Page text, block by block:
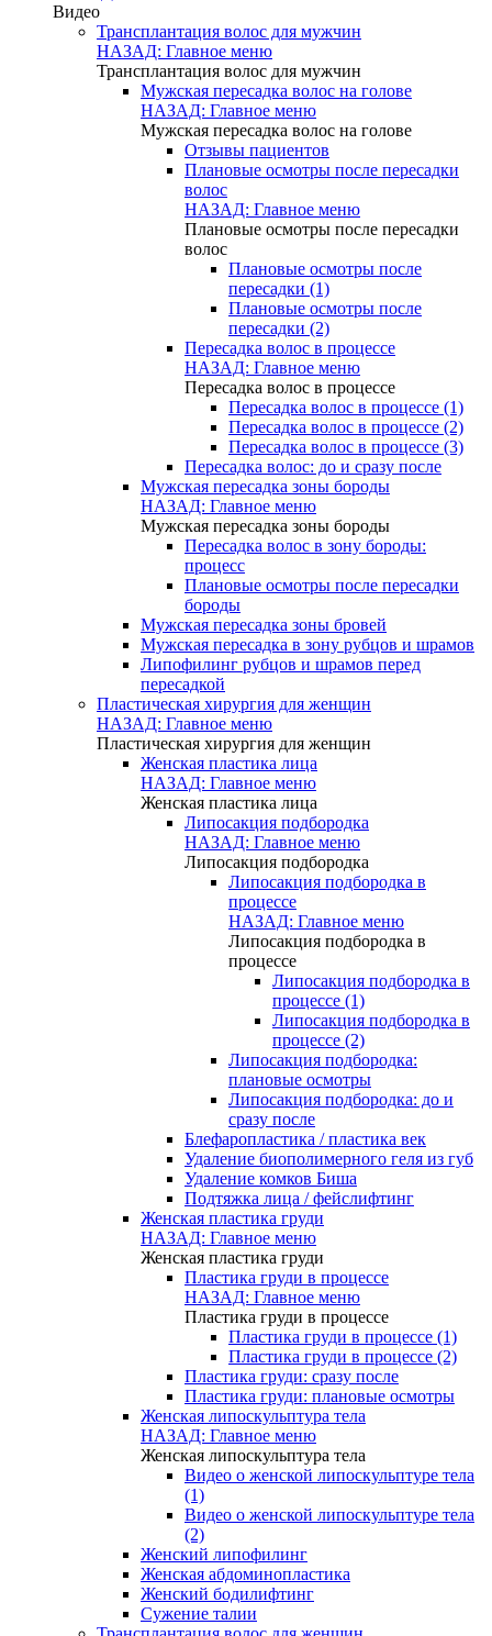
Видео
Трансплантация волос для мужчин
НАЗАД: Главное меню
Трансплантация волос для мужчин
Мужская пересадка волос на голове
НАЗАД: Главное меню
Мужская пересадка волос на голове
Отзывы пациентов
Плановые осмотры после пересадки
волос
НАЗАД: Главное меню
Плановые осмотры после пересадки
волос
Плановые осмотры после
пересадки (1)
Плановые осмотры после
пересадки (2)
Пересадка волос в процессе
НАЗАД: Главное меню
Пересадка волос в процессе
Пересадка волос в процессе (1)
Пересадка волос в процессе (2)
Пересадка волос в процессе (3)
Пересадка волос: до и сразу после
Мужская пересадка зоны бороды
НАЗАД: Главное меню
Мужская пересадка зоны бороды
Пересадка волос в зону бороды:
процесс
Плановые осмотры после пересадки
бороды
Мужская пересадка зоны бровей
Мужская пересадка в зону рубцов и шрамов
Липофилинг рубцов и шрамов перед
пересадкой
Пластическая хирургия для женщин
НАЗАД: Главное меню
Пластическая хирургия для женщин
Женская пластика лица
НАЗАД: Главное меню
Женская пластика лица
Липосакция подбородка
НАЗАД: Главное меню
Липосакция подбородка
Липосакция подбородка в
процессе
НАЗАД: Главное меню
Липосакция подбородка в
процессе
Липосакция подбородка в
процессе (1)
Липосакция подбородка в
процессе (2)
Липосакция подбородка:
плановые осмотры
Липосакция подбородка: до и
сразу после
Блефаропластика / пластика век
Удаление биополимерного геля из губ
Удаление комков Биша
Подтяжка лица / фейслифтинг
Женская пластика груди
НАЗАД: Главное меню
Женская пластика груди
Пластика груди в процессе
НАЗАД: Главное меню
Пластика груди в процессе
Пластика груди в процессе (1)
Пластика груди в процессе (2)
Пластика груди: сразу после
Пластика груди: плановые осмотры
Женская липоскульптура тела
НАЗАД: Главное меню
Женская липоскульптура тела
Видео о женской липоскульптуре тела
(1)
Видео о женской липоскульптуре тела
(2)
Женский липофилинг
Женская абдоминопластика
Женский бодилифтинг
Сужение талии